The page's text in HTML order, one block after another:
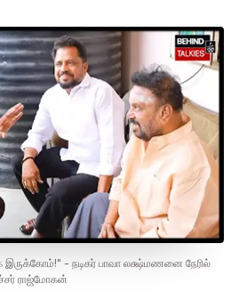
- நடிகர் பாவா லக்ஷ்மணனை நேரில்
ராஜ்மோகன்